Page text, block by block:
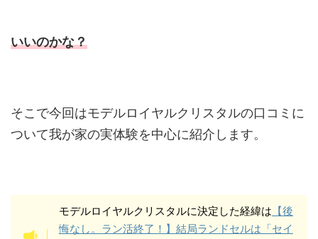
いいのかな？
そこで今回はモデルロイヤルクリスタルの口コミに
ついて我が家の実体験を中心に紹介します。
モデルロイヤルクリスタルに決定した経緯は 【後
悔なし。ラン活終了！】結局ランドセルは「セイ